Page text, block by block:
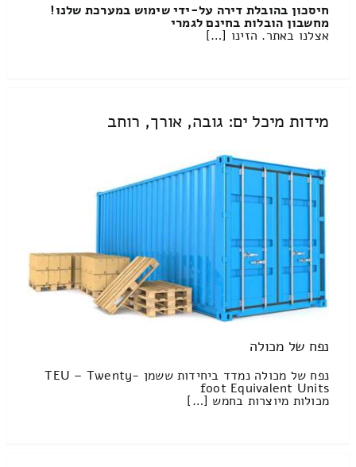
חיסכון בהובלת דירה על-ידי שימוש במערכת שלנו!
מחשבון הובלות בחינם לגמרי
אצלנו באתר. הזינו […]
מידות מיכל ים: גובה, אורך, רוחב
נפח של מכולה
נפח של מכולה נמדד ביחידות ששמן TEU – Twenty-
foot Equivalent Units
מכולות מיוצרות בחמש […]